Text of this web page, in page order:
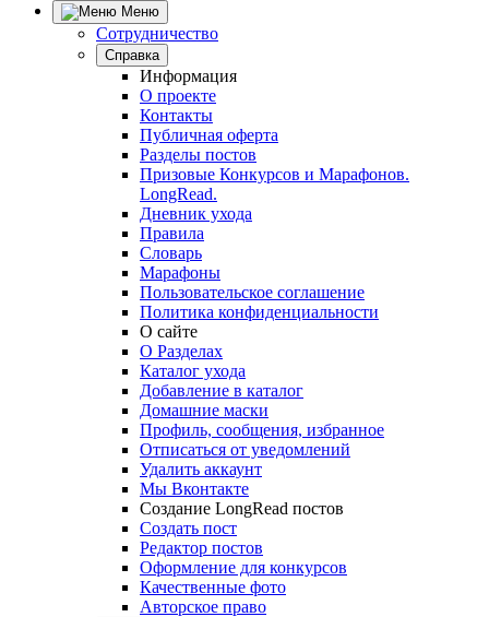
Меню
Сотрудничество
Справка
Информация
О проекте
Контакты
Публичная оферта
Разделы постов
Призовые Конкурсов и Марафонов.
LongRead.
Дневник ухода
Правила
Словарь
Марафоны
Пользовательское соглашение
Политика конфиденциальности
О сайте
О Разделах
Каталог ухода
Добавление в каталог
Домашние маски
Профиль, сообщения, избранное
Отписаться от уведомлений
Удалить аккаунт
Мы Вконтакте
Создание LongRead постов
Создать пост
Редактор постов
Оформление для конкурсов
Качественные фото
Авторское право